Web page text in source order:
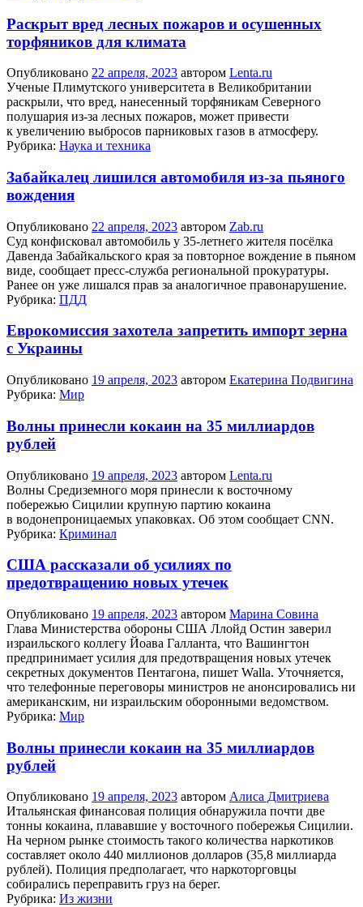
Раскрыт вред лесных пожаров и осушенных
торфяников для климата
Опубликовано 22 апреля, 2023 автором Lenta.ru
Ученые Плимутского университета в Великобритании
раскрыли, что вред, нанесенный торфяникам Северного
полушария из-за лесных пожаров, может привести
к увеличению выбросов парниковых газов в атмосферу.
Рубрика: Наука и техника
Забайкалец лишился автомобиля из-за пьяного
вождения
Опубликовано 22 апреля, 2023 автором Zab.ru
Суд конфисковал автомобиль у 35-летнего жителя посёлка
Давенда Забайкальского края за повторное вождение в пьяном
виде, сообщает пресс-служба региональной прокуратуры.
Ранее он уже лишался прав за аналогичное правонарушение.
Рубрика: ПДД
Еврокомиссия захотела запретить импорт зерна
с Украины
Опубликовано 19 апреля, 2023 автором Екатерина Подвигина
Рубрика: Мир
Волны принесли кокаин на 35 миллиардов
рублей
Опубликовано 19 апреля, 2023 автором Lenta.ru
Волны Средиземного моря принесли к восточному
побережью Сицилии крупную партию кокаина
в водонепроницаемых упаковках. Об этом сообщает CNN.
Рубрика: Криминал
США рассказали об усилиях по
предотвращению новых утечек
Опубликовано 19 апреля, 2023 автором Марина Совина
Глава Министерства обороны США Ллойд Остин заверил
израильского коллегу Йоава Галланта, что Вашингтон
предпринимает усилия для предотвращения новых утечек
секретных документов Пентагона, пишет Walla. Уточняется,
что телефонные переговоры министров не анонсировались ни
американским, ни израильским оборонными ведомством.
Рубрика: Мир
Волны принесли кокаин на 35 миллиардов
рублей
Опубликовано 19 апреля, 2023 автором Алиса Дмитриева
Итальянская финансовая полиция обнаружила почти две
тонны кокаина, плававшие у восточного побережья Сицилии.
На черном рынке стоимость такого количества наркотиков
составляет около 440 миллионов долларов (35,8 миллиарда
рублей). Полиция предполагает, что наркоторговцы
собирались переправить груз на берег.
Рубрика: Из жизни